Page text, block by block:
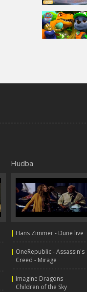
Hudba
| Hans Zimmer - Dune live
| OneRepublic - Assassin's
Creed - Mirage
| Imagine Dragons -
Children of the Sky